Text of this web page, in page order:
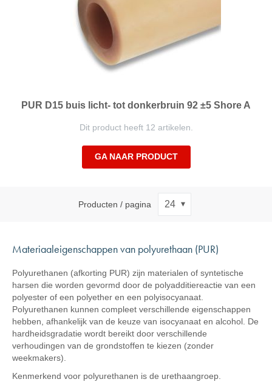
PUR D15 buis licht- tot donkerbruin 92 ±5 Shore A
Dit product heeft 12 artikelen.
GA NAAR PRODUCT
Producten / pagina
Materiaaleigenschappen van polyurethaan (PUR)
Polyurethanen (afkorting PUR) zijn materialen of syntetische
harsen die worden gevormd door de polyadditiereactie van een
polyester of een polyether en een polyisocyanaat.
Polyurethanen kunnen compleet verschillende eigenschappen
hebben, afhankelijk van de keuze van isocyanaat en alcohol. De
hardheidsgradatie wordt bereikt door verschillende
verhoudingen van de grondstoffen te kiezen (zonder
weekmakers).
Kenmerkend voor polyurethanen is de urethaangroep.